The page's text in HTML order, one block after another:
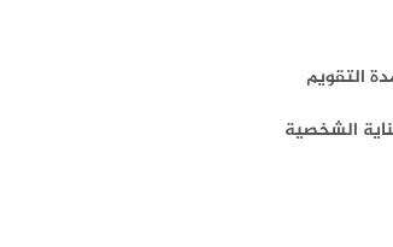
التقويم
الشخصية